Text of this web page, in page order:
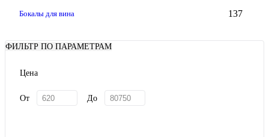
Бокалы для вина 137
ФИЛЬТР ПО ПАРАМЕТРАМ
Цена
От До